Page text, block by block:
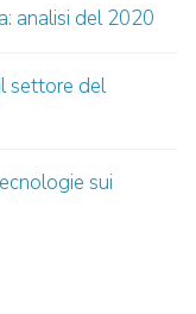
analisi del 2020
settore del
sui